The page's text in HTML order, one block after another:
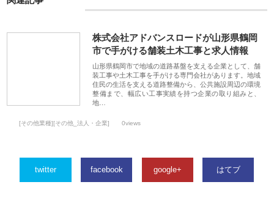
株式会社アドバンスロードが山形県鶴岡
市で手がける舗装土木工事と求人情報
山形県鶴岡市で地域の道路基盤を支える企業として、舗
装工事や土木工事を手がける専門会社があります。地域
住民の生活を支える道路整備から、公共施設周辺の環境
整備まで、幅広い工事実績を持つ企業の取り組みと、
地…
[その他業種][その他_法人・企業] 0views
twitter facebook google+ はてブ